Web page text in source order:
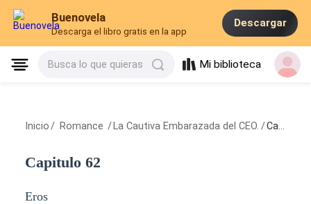
Buenovela
Descarga el libro gratis en la app
Descargar
Busca lo que quieras Mi biblioteca
Inicio / Romance / La Cautiva Embarazada del CEO. /Capitulo 62
Capitulo 62
Eros